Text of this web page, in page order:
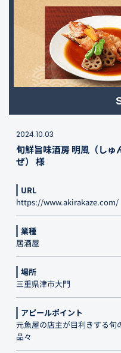
2024.10.03
旬鮮旨味酒房 明風（しゅ
ぜ） 様
URL
https://www.akirakaze.com/
業種
居酒屋
場所
三重県津市大門
アピールポイント
元魚屋の店主が目利きする旬
品々